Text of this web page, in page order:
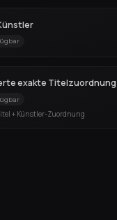
exakte Titelzuordnung
+ Künstler-Zuordnung